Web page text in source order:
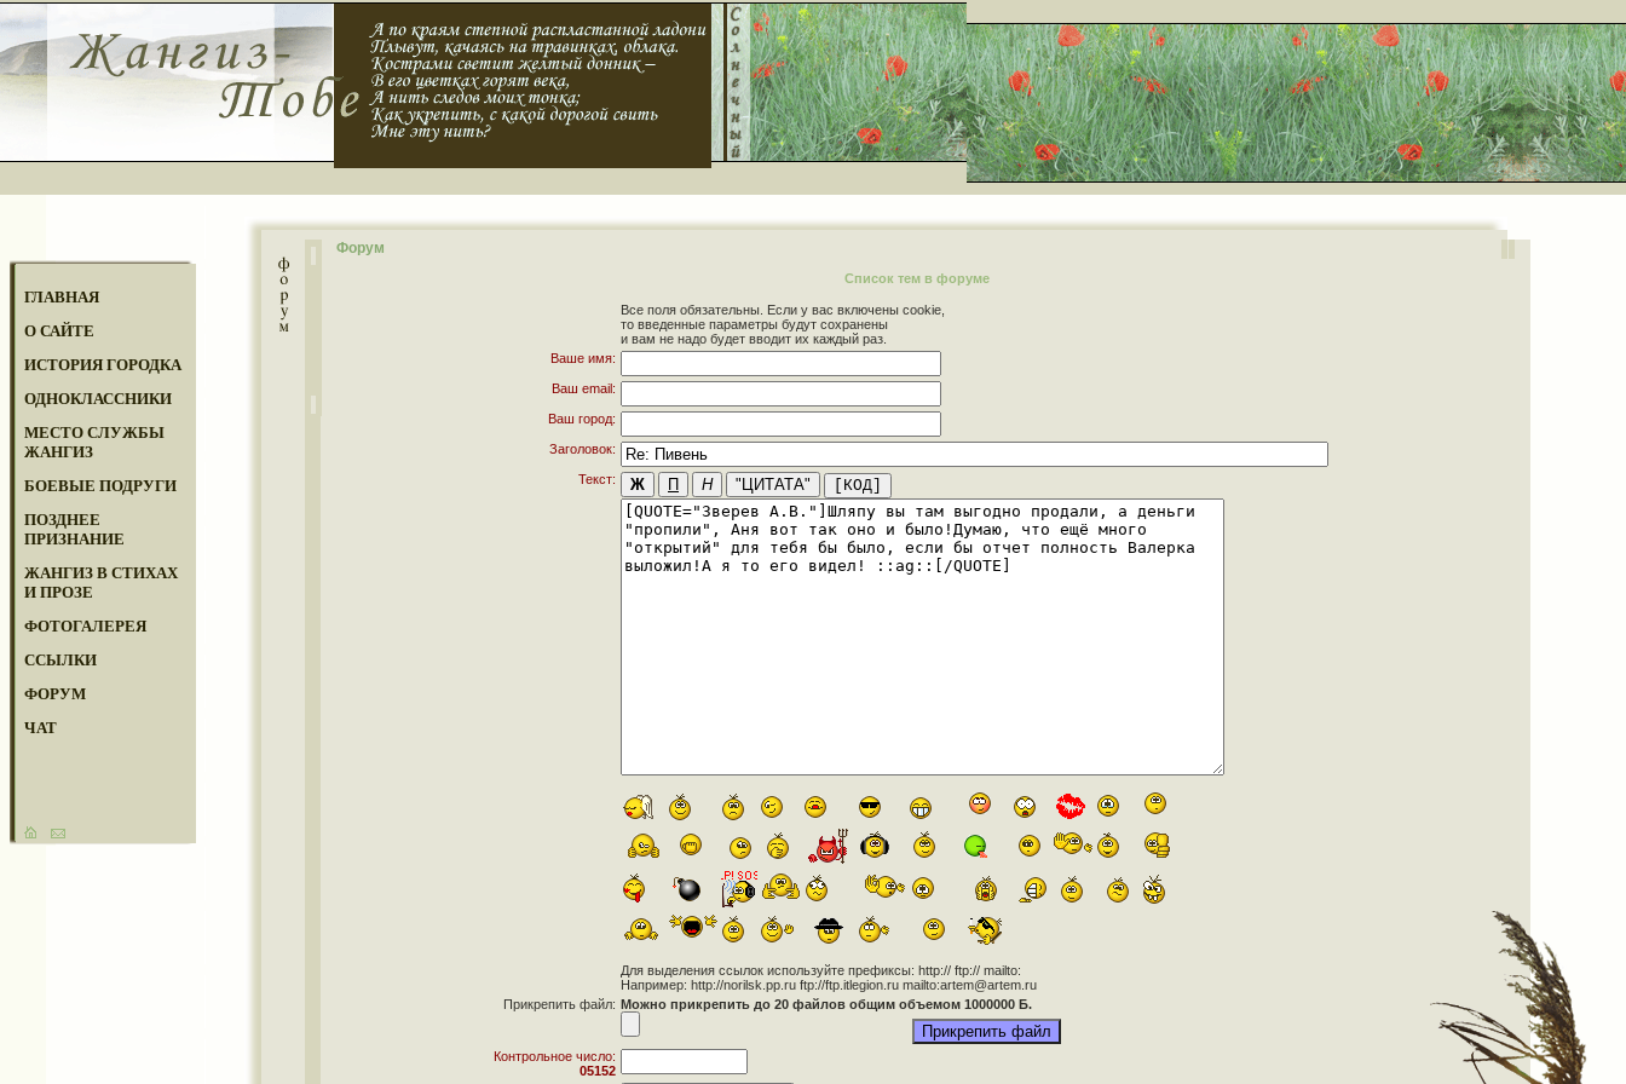
ГЛАВНАЯ
О САЙТЕ
ИСТОРИЯ ГОРОДКА
ОДНОКЛАССНИКИ
МЕСТО СЛУЖБЫ
ЖАНГИЗ
БОЕВЫЕ ПОДРУГИ
ПОЗДНЕЕ
ПРИЗНАНИЕ
ЖАНГИЗ В СТИХАХ
И ПРОЗЕ
ФОТОГАЛЕРЕЯ
ССЫЛКИ
ФОРУМ
ЧАТ
Форум
Список тем в форуме
Все поля обязательны. Если у вас включены cookie,
то введенные параметры будут сохранены
и вам не надо будет вводит их каждый раз.
Ваше имя:
Ваш email:
Ваш город:
Заголовок:
Текст:
Для выделения ссылок используйте префиксы: http:// ftp:// mailto:
Например: http://norilsk.pp.ru ftp://ftp.itlegion.ru mailto:artem@artem.ru
Прикрепить файл: Можно прикрепить до 20 файлов общим объемом 1000000 Б.
Контрольное число:
05152